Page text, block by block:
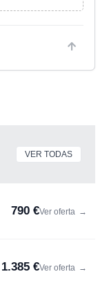
VER TODAS
790 €Ver oferta →
1.385 €Ver oferta →